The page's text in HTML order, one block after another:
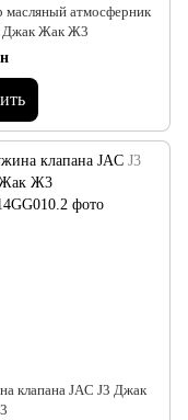
масляный атмосферник
Джак Жак Ж3
клапана JAC J3 Джак